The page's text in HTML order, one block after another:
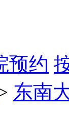
预约
东南